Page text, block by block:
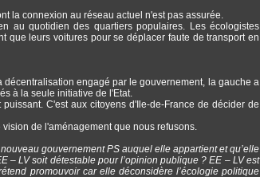
la connexion au réseau actuel n'est pas assurée.
au quotidien des quartiers populaires. Les écologistes
que leurs voitures pour se déplacer faute de transport en
engagé par le gouvernement, la gauche a
à la seule initiative de l'Etat.
C'est aux citoyens d'Ile-de-France de décider de
de l'aménagement que nous refusons.
gouvernement PS auquel elle appartient et qu’elle
– LV soit détestable pour l’opinion publique ? EE – LV est
promouvoir car elle déconsidère l’écologie politique